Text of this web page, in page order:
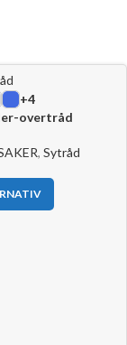
+4
overtråd
, Sytråd